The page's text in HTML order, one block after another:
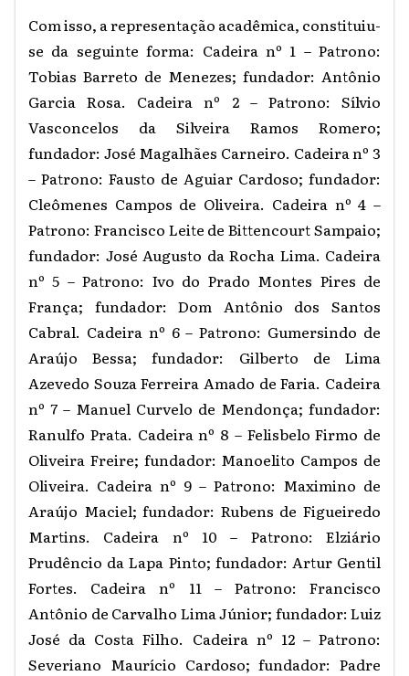
Com isso, a representação acadêmica, constituiu-
se da seguinte forma: Cadeira nº 1 – Patrono:
Tobias Barreto de Menezes; fundador: Antônio
Garcia Rosa. Cadeira nº 2 – Patrono: Sílvio
Vasconcelos da Silveira Ramos Romero;
fundador: José Magalhães Carneiro. Cadeira nº 3
– Patrono: Fausto de Aguiar Cardoso; fundador:
Cleômenes Campos de Oliveira. Cadeira nº 4 –
Patrono: Francisco Leite de Bittencourt Sampaio;
fundador: José Augusto da Rocha Lima. Cadeira
nº 5 – Patrono: Ivo do Prado Montes Pires de
França; fundador: Dom Antônio dos Santos
Cabral. Cadeira nº 6 – Patrono: Gumersindo de
Araújo Bessa; fundador: Gilberto de Lima
Azevedo Souza Ferreira Amado de Faria. Cadeira
nº 7 – Manuel Curvelo de Mendonça; fundador:
Ranulfo Prata. Cadeira nº 8 – Felisbelo Firmo de
Oliveira Freire; fundador: Manoelito Campos de
Oliveira. Cadeira nº 9 – Patrono: Maximino de
Araújo Maciel; fundador: Rubens de Figueiredo
Martins. Cadeira nº 10 – Patrono: Elziário
Prudêncio da Lapa Pinto; fundador: Artur Gentil
Fortes. Cadeira nº 11 – Patrono: Francisco
Antônio de Carvalho Lima Júnior; fundador: Luiz
José da Costa Filho. Cadeira nº 12 – Patrono:
Severiano Maurício Cardoso; fundador: Padre